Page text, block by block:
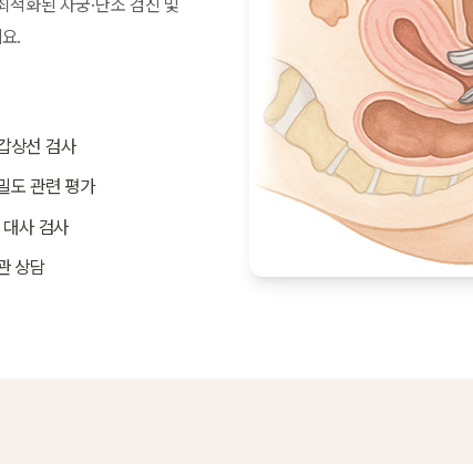
화된 자궁·난소 검진 및
.
상선 검사
도 관련 평가
대사 검사
상담